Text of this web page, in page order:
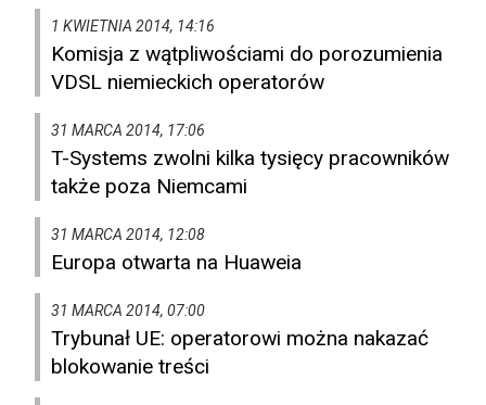
1 KWIETNIA 2014, 14:16
Komisja z wątpliwościami do porozumienia
VDSL niemieckich operatorów
31 MARCA 2014, 17:06
T-Systems zwolni kilka tysięcy pracowników
także poza Niemcami
31 MARCA 2014, 12:08
Europa otwarta na Huaweia
31 MARCA 2014, 07:00
Trybunał UE: operatorowi można nakazać
blokowanie treści